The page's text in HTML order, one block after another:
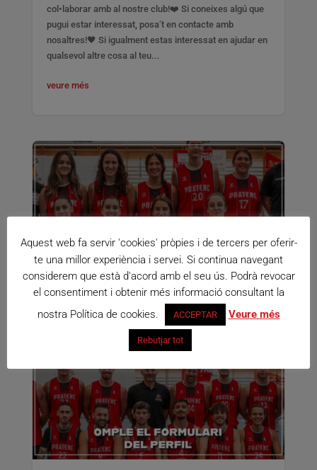
col•laborar amb al nostre club!❤️ Si coneixes algú que
pugui estar interessat, posa’t en contacte amb
nosaltres!🖤 Si igualment estas interessat en ajudar en
qualsevol altre cosa al teu...
veure més
Aquest web fa servir 'cookies' pròpies i de tercers per oferir-
te una millor experiència i servei. Si continua navegant
considerem que està d'acord amb el seu ús. Podrà revocar
el consentiment i obtenir més informació consultant la
nostra Política de cookies.
ACCEPTAR Veure més
Rebutjar tot